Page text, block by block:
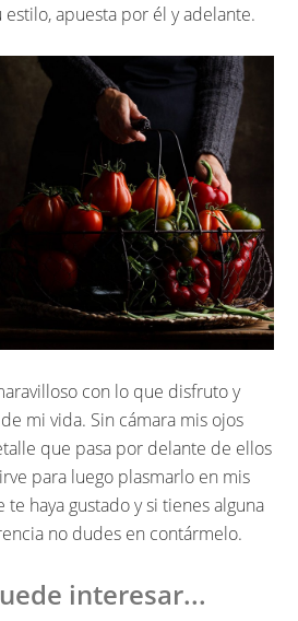
apuesta por él y adelante.
con lo que disfruto y
mi vida. Sin cámara mis ojos
que pasa por delante de ellos
para luego plasmarlo en mis
te haya gustado y si tienes alguna
no dudes en contármelo.
interesar...